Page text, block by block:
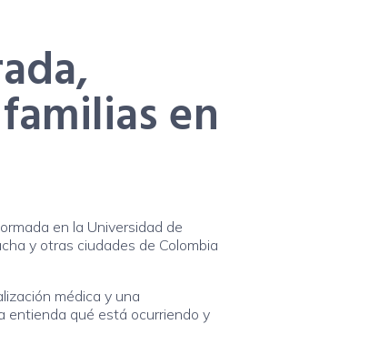
en
en la Universidad de
y otras ciudades de Colombia
médica y una
entienda qué está ocurriendo y